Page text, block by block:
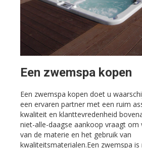
Een zwemspa kopen
Een zwemspa kopen doet u
een ervaren partner met een ruim
kwaliteit en klanttevredenheid
niet-alle-daagse aankoop vraagt om
van de materie en het gebruik van
kwaliteitsmaterialen.Een zwemspa is